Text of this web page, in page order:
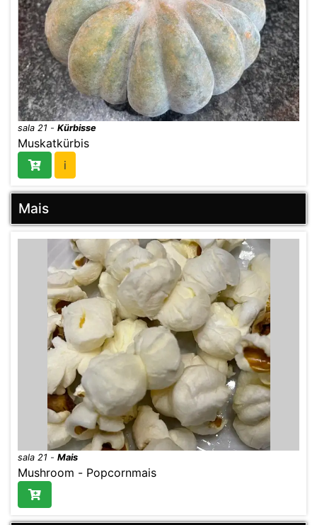
sala 21 - Kürbisse
Muskatkürbis
i
Mais
sala 21 - Mais
Mushroom - Popcornmais